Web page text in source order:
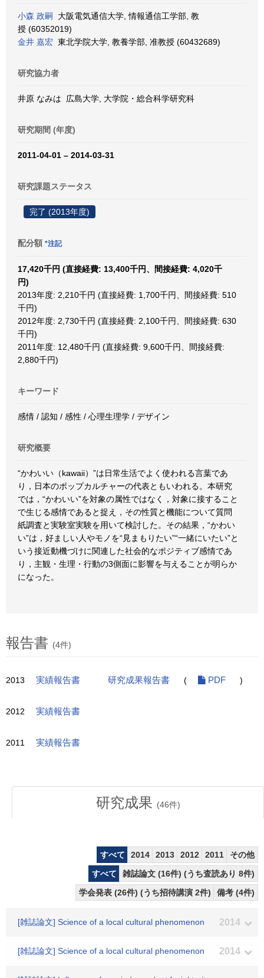
小森 政嗣
大阪電気通信大学, 情報通信工学部, 教
授 (60352019)
金井 嘉宏 東北学院大学, 教養学部, 准教授 (60432689)
研究協力者
井原 なみは 広島大学, 大学院・総合科学研究科
研究期間 (年度)
2011-04-01 – 2014-03-31
研究課題ステータス
完了 (2013年度)
配分額 *注記
17,420千円 (直接経費: 13,400千円、間接経費: 4,020千
円)
2013年度: 2,210千円 (直接経費: 1,700千円、間接経費: 510
千円)
2012年度: 2,730千円 (直接経費: 2,100千円、間接経費: 630
千円)
2011年度: 12,480千円 (直接経費: 9,600千円、間接経費:
2,880千円)
キーワード
感情 / 認知 / 感性 / 心理生理学 / デザイン
研究概要
“かわいい（kawaii）”は日常生活でよく使われる言葉であ
り，日本のポップカルチャーの代表ともいわれる。本研究
では，“かわいい”を対象の属性ではなく，対象に接すること
で生じる感情であると捉え，その性質と機能について質問
紙調査と実験室実験を用いて検討した。その結果，“かわい
い”は，好ましい人やモノを“見まもりたい”“一緒にいたい”と
いう接近動機づけに関連した社会的なポジティブ感情であ
り，主観・生理・行動の3側面に影響を与えることが明らか
になった。
報告書 (4件)
2013 実績報告書 研究成果報告書 ( PDF )
2012 実績報告書
2011 実績報告書
研究成果 (46件)
すべて 2014 2013 2012 2011
その他
すべて
雑誌論文 (16件) (うち査読あり 8件)
学会発表 (26件) (うち招待講演 2件)
備考 (4件)
[雑誌論文] Science of a local cultural phenomenon 2014
[雑誌論文] Science of a local cultural phenomenon 2014